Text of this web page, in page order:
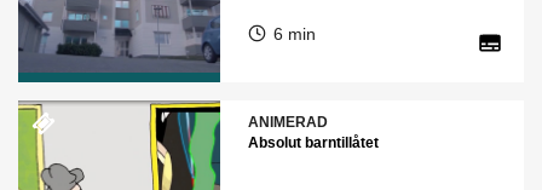
6 min
ANIMERAD
Absolut barntillåtet